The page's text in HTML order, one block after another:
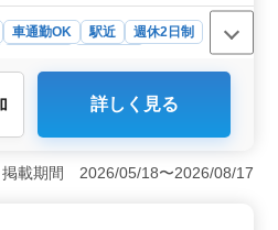
車通勤OK 駅近
週休2日制
士事務所
由＞ 当事務所は東松山市にあ
実績があります。スキルと経験
務において豊富なベテランの
詳しく見る
掲載期間 2026/05/18〜2026/08/17